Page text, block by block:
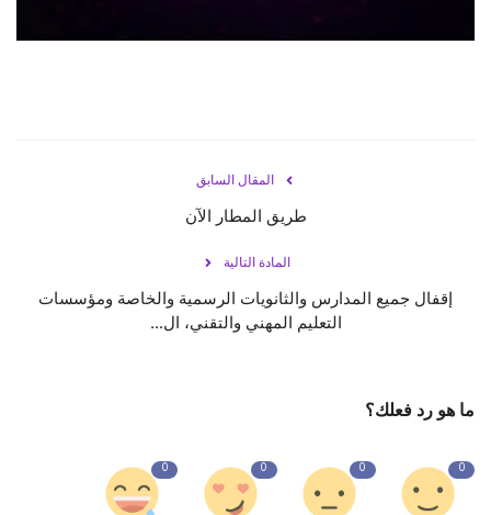
المقال السابق
طريق المطار الآن
المادة التالية
إقفال جميع المدارس والثانويات الرسمية والخاصة ومؤسسات
التعليم المهني والتقني، ال...
ما هو رد فعلك؟
0
0
0
0